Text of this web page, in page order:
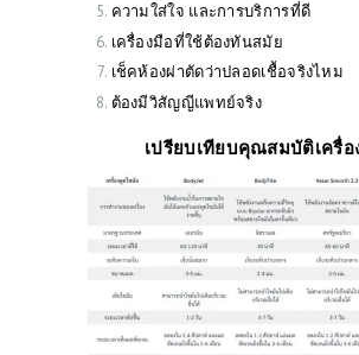
ความใส่ใจ และการบริการที่ดี
เครื่องมือที่ใช้ต้องทันสมัย
เช็คห้องผ่าตัดว่าปลอดเชื้อจริงไหม
ต้องมีวิสัญญีแพทย์จริง
เปรียบเทียบคุณสมบัติเครื่อ